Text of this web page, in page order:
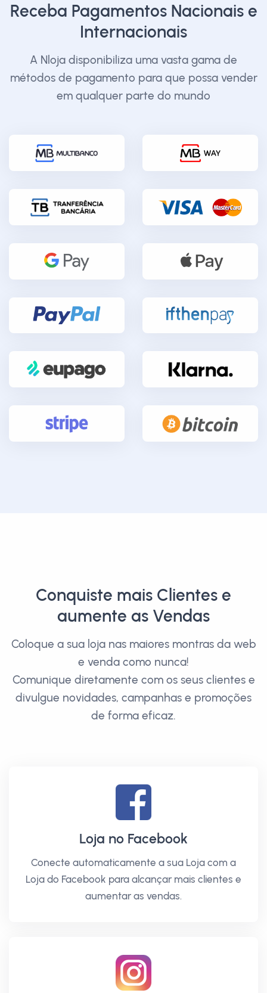
Receba Pagamentos Nacionais e
Internacionais
A Nloja disponibiliza uma vasta gama de
métodos de pagamento para que possa vender
em qualquer parte do mundo
Conquiste mais Clientes e
aumente as Vendas
Coloque a sua loja nas maiores montras da web
e venda como nunca!
Comunique diretamente com os seus clientes e
divulgue novidades, campanhas e promoções
de forma eficaz.
Loja no Facebook
Conecte automaticamente a sua Loja com a
Loja do Facebook para alcançar mais clientes e
aumentar as vendas.